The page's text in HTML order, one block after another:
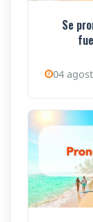
Se
04